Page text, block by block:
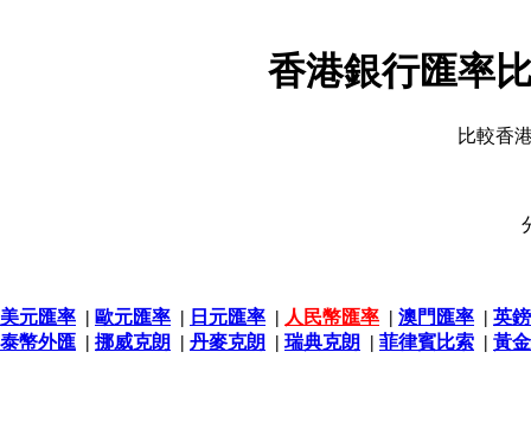
香港銀行匯率
比較香
美元匯率 | 歐元匯率 | 日元匯率 | 人民幣匯率 | 澳門匯率 | 英
泰幣外匯 | 挪威克朗 | 丹麥克朗 | 瑞典克朗 | 菲律賓比索 | 黃